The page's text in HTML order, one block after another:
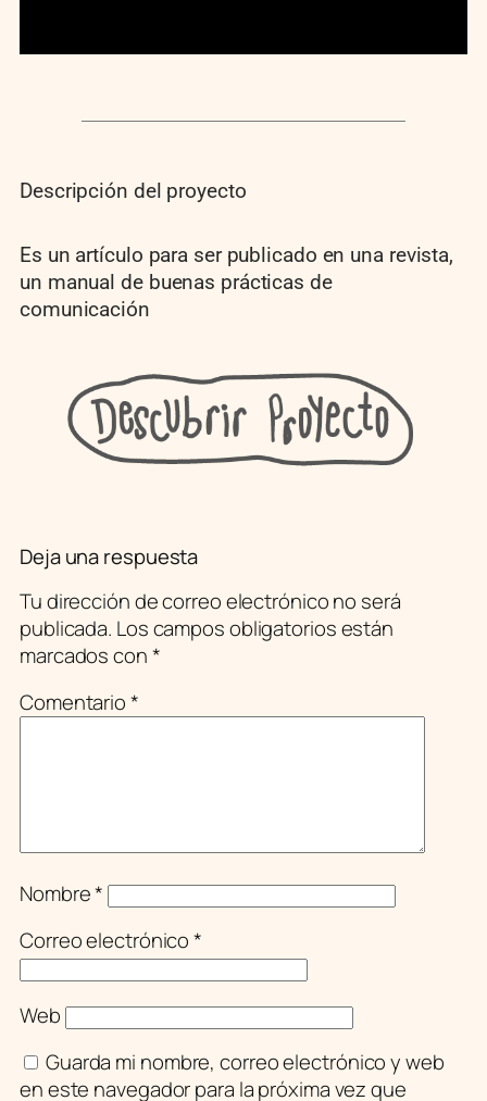
Descripción del proyecto
Es un artículo para ser publicado en una revista,
un manual de buenas prácticas de
comunicación
Deja una respuesta
Tu dirección de correo electrónico no será
publicada. Los campos obligatorios están
marcados con*
Comentario*
Nombre*
Correo electrónico*
Web
Guarda mi nombre, correo electrónico y web
en este navegador para la próxima vez que